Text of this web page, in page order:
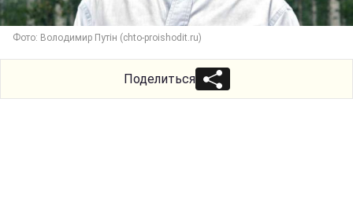
Фото: Володимир Путін (chto-proishodit.ru)
Поделиться